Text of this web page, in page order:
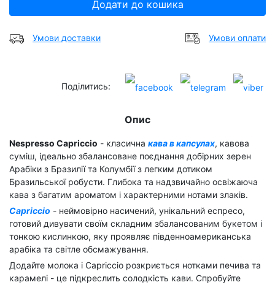
Додати до кошика
Умови доставки Умови оплати
Поділитись:
Опис
Nespresso Capriccio - класична кава в капсулах, кавова
суміш, ідеально збалансоване поєднання добірних зерен
Арабіки з Бразилії та Колумбії з легким дотиком
Бразильської робусти. Глибока та надзвичайно освіжаюча
кава з багатим ароматом і характерними нотами злаків.
Capriccio - неймовірно насичений, унікальний еспресо,
готовий дивувати своїм складним збалансованим букетом і
тонкою кислинкою, яку проявляє південноамериканська
арабіка та світле обсмажування.
Додайте молока і Capriccio розкриється нотками печива та
карамелі - це підкреслить солодкість кави. Спробуйте